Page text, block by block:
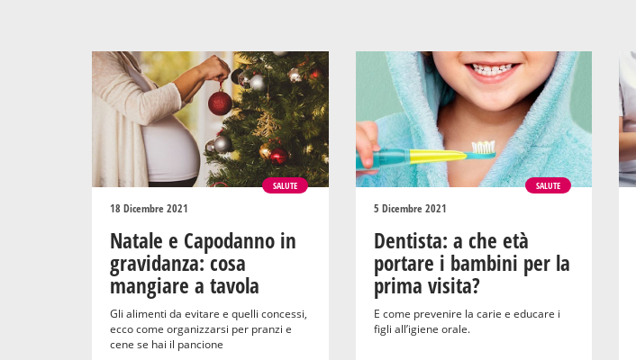
SALUTE
18 Dicembre 2021
Natale e Capodanno in
gravidanza: cosa
mangiare a tavola
Gli alimenti da evitare e quelli concessi,
ecco come organizzarsi per pranzi e
cene se hai il pancione
SALUTE
5 Dicembre 2021
Dentista: a che età
portare i bambini per la
prima visita?
E come prevenire la carie e educare i
figli all’igiene orale.